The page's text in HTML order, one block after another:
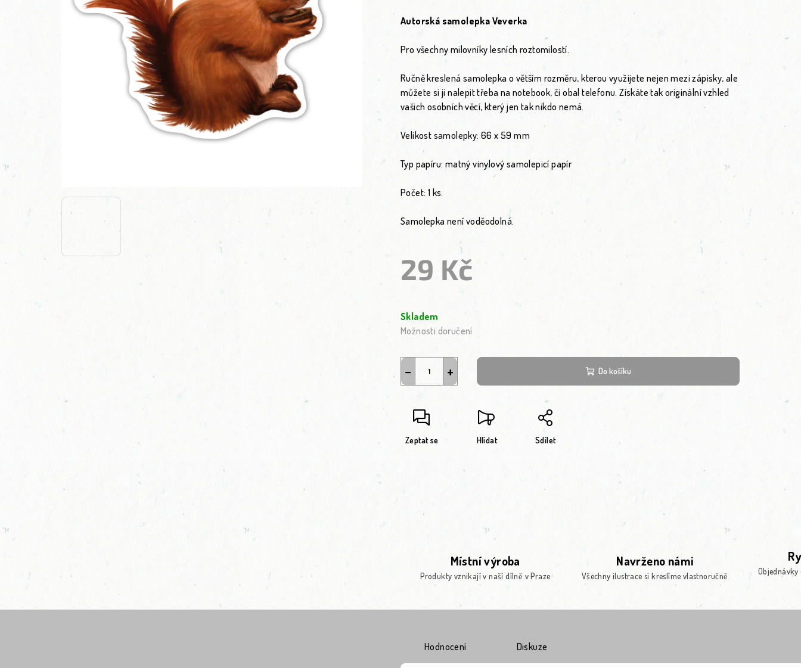
Autorská samolepka Veverka
Pro všechny milovníky lesních roztomilostí.
Ručně kreslená samolepka o větším rozměru, kterou využijete nejen mezi zápisky, ale
můžete si ji nalepit třeba na notebook, či obal telefonu. Získáte tak originální vzhled
vašich osobních věcí, který jen tak nikdo nemá.
Velikost samolepky: 66 x 59 mm
Typ papíru: matný vinylový samolepicí papír
Počet: 1 ks.
Samolepka není voděodolná.
29 Kč
Skladem
Možnosti doručení
+
− Do košíku
Zeptat se Hlídat Sdílet
Místní výroba
Produkty vznikají v naší dílně v Praze
Navrženo námi
Všechny ilustrace si kreslíme vlastnoručně Objednávky
Hodnocení Diskuze